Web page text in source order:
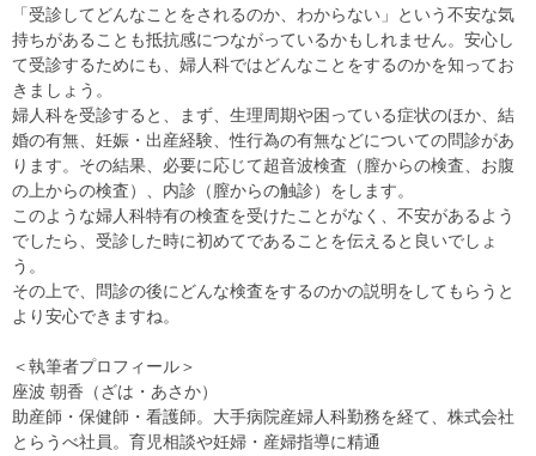
「受診してどんなことをされるのか、わからない」という不安な気
持ちがあることも抵抗感につながっているかもしれません。安心し
て受診するためにも、婦人科ではどんなことをするのかを知ってお
きましょう。
婦人科を受診すると、まず、生理周期や困っている症状のほか、結
婚の有無、妊娠・出産経験、性行為の有無などについての問診があ
ります。その結果、必要に応じて超音波検査（膣からの検査、お腹
の上からの検査）、内診（膣からの触診）をします。
このような婦人科特有の検査を受けたことがなく、不安があるよう
でしたら、受診した時に初めてであることを伝えると良いでしょ
う。
その上で、問診の後にどんな検査をするのかの説明をしてもらうと
より安心できますね。
＜執筆者プロフィール＞
座波 朝香（ざは・あさか）
助産師・保健師・看護師。大手病院産婦人科勤務を経て、株式会社
とらうべ社員。育児相談や妊婦・産婦指導に精通